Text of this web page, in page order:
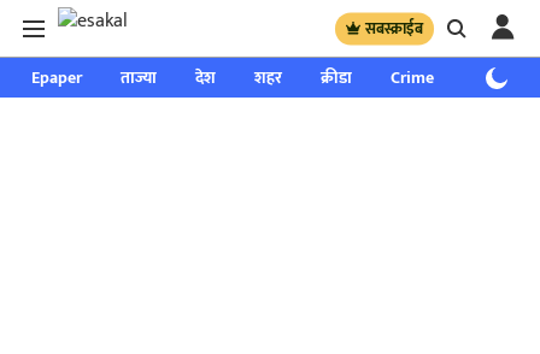
सबस्क्राईब
Epaper ताज्या देश शहर क्रीडा Crime साप्ताहिक